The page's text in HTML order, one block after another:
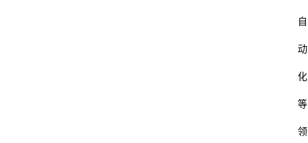
自
动
化
等
领